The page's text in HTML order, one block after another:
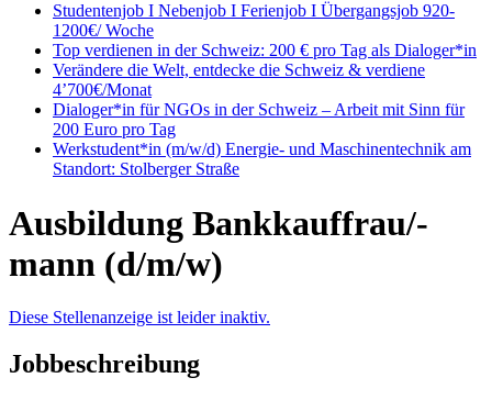
Studentenjob I Nebenjob I Ferienjob I Übergangsjob 920-
1200€/ Woche
Top verdienen in der Schweiz: 200 € pro Tag als Dialoger*in
Verändere die Welt, entdecke die Schweiz & verdiene
4’700€/Monat
Dialoger*in für NGOs in der Schweiz – Arbeit mit Sinn für
200 Euro pro Tag
Werkstudent*in (m/w/d) Energie- und Maschinentechnik am
Standort: Stolberger Straße
Ausbildung Bankkauffrau/-
mann (d/m/w)
Diese Stellenanzeige ist leider inaktiv.
Jobbeschreibung